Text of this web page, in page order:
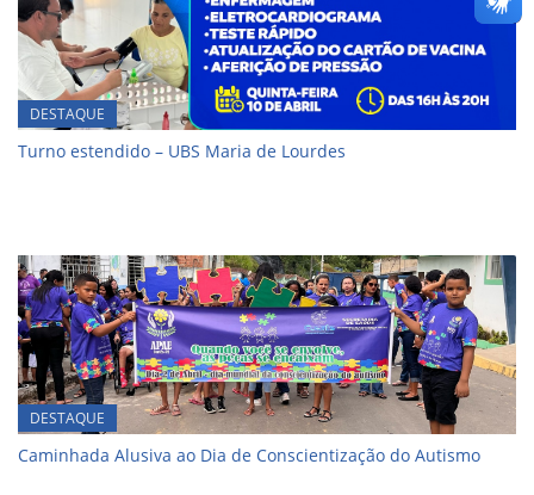
DESTAQUE
Turno estendido – UBS Maria de Lourdes
DESTAQUE
Caminhada Alusiva ao Dia de Conscientização do Autismo